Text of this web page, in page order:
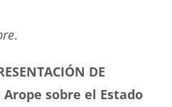
.
DE
Arope sobre el Estado